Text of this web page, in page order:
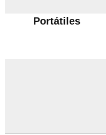
Portátiles